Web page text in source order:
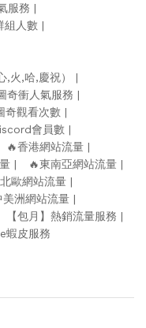
服務
組人數
火,哈,慶祝）
奇衝人氣服務
奇觀看次數
會員數
🔥香港網站流量
🔥東南亞網站流量
北歐網站流量
美洲網站流量
【包月】熱銷流量服務
蝦皮服務